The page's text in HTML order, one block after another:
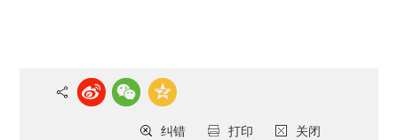
关闭
打印
纠错